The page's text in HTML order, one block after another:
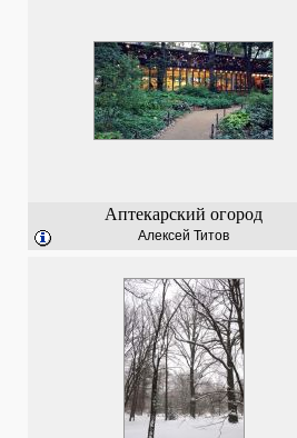
Аптекарский огород
Алексей Титов